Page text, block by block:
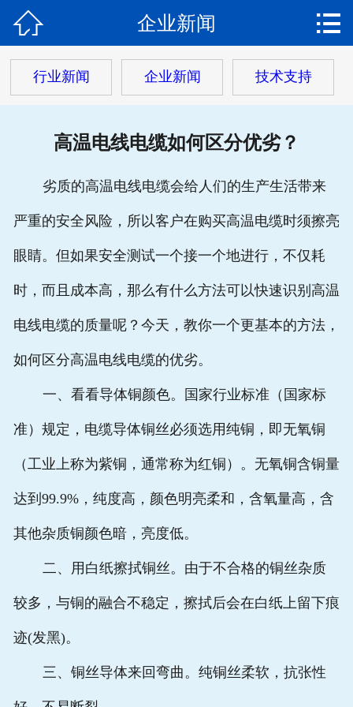
关于我们
产品中心
热门电缆
客户案例
客户服务
新闻动态
在线留言
 企业新闻 
行业新闻 企业新闻 技术支持
高温电线电缆如何区分优劣？
劣质的高温电线电缆会给人们的生产生活带来
严重的安全风险，所以客户在购买高温电缆时须擦亮
眼睛。但如果安全测试一个接一个地进行，不仅耗
时，而且成本高，那么有什么方法可以快速识别高温
电线电缆的质量呢？今天，教你一个更基本的方法，
如何区分高温电线电缆的优劣。
一、看看导体铜颜色。国家行业标准（国家标
准）规定，电缆导体铜丝必须选用纯铜，即无氧铜
（工业上称为紫铜，通常称为红铜）。无氧铜含铜量
达到99.9%，纯度高，颜色明亮柔和，含氧量高，含
其他杂质铜颜色暗，亮度低。
二、用白纸擦拭铜丝。由于不合格的铜丝杂质
较多，与铜的融合不稳定，擦拭后会在白纸上留下痕
迹(发黑)。
三、铜丝导体来回弯曲。纯铜丝柔软，抗张性